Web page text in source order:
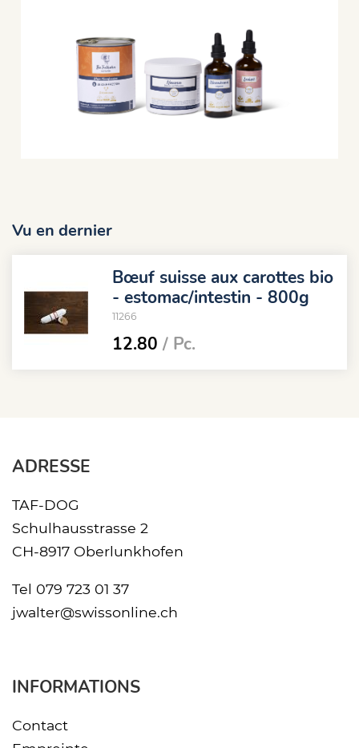
Vu en dernier
Bœuf suisse aux carottes bio
- estomac/intestin - 800g
11266
12.80 / Pc.
ADRESSE
TAF-DOG
Schulhausstrasse 2
CH-8917 Oberlunkhofen
Tel 079 723 01 37
jwalter@swissonline.ch
INFORMATIONS
Contact